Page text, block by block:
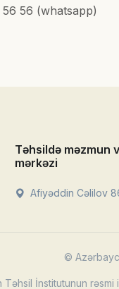
56 (whatsapp)
Təhsildə məzmun
mərkəzi
Afiyəddin Cəlilov
©
Təhsil İnstitutunun